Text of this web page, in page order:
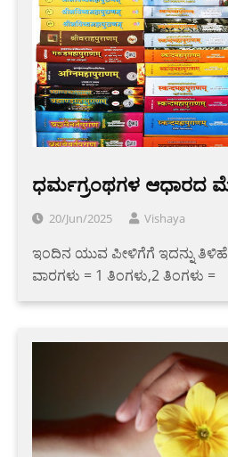
ಧರ್ಮಗ್ರಂಥಗಳ ಆಧಾರದ
20/Jun/2025 Vishaya
ಇಂದಿನ ಯುವ ಪೀಳಿಗೆಗೆ ಇದನ್ನು
ವಾರಗಳು = 1 ತಿಂಗಳು,2 ತಿಂಗಳು =